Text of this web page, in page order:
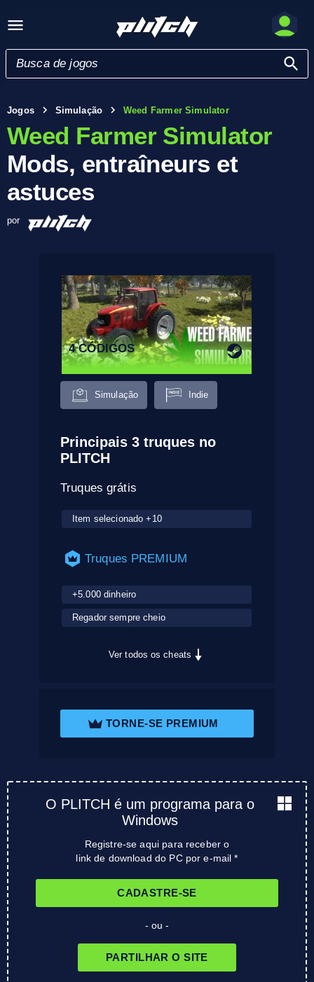
Jogos Simulação Weed Farmer Simulator
Weed Farmer Simulator
Mods, entraîneurs et
astuces
por
4 CÓDIGOS
Simulação Indie
Principais 3 truques no
PLITCH
Truques grátis
Item selecionado +10
Truques PREMIUM
+5.000 dinheiro
Regador sempre cheio
Ver todos os cheats
TORNE-SE PREMIUM
O PLITCH é um programa para o
Windows
Registre-se aqui para receber o
link de download do PC por e-mail *
CADASTRE-SE
- ou -
PARTILHAR O SITE